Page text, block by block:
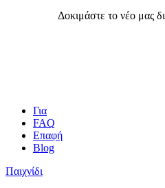
Δοκιμάστε το νέο μας
Για
FAQ
Επαφή
Blog
Παιχνίδι